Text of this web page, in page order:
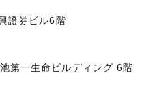
證券ビル6階
第一生命ビルディング 6階